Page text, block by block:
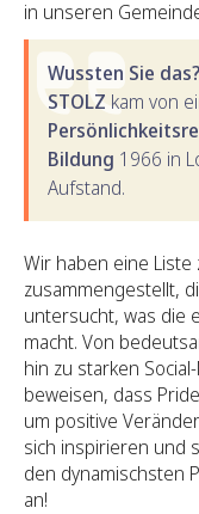
in unseren
Wussten Sie
STOLZ kam von
Bildung 1966 in
Aufstand.
Wir haben eine
zusammengestellt,
untersucht, was die
macht. Von
hin zu starken
beweisen, dass
um positive
sich inspirieren und
den dynamischsten
an!